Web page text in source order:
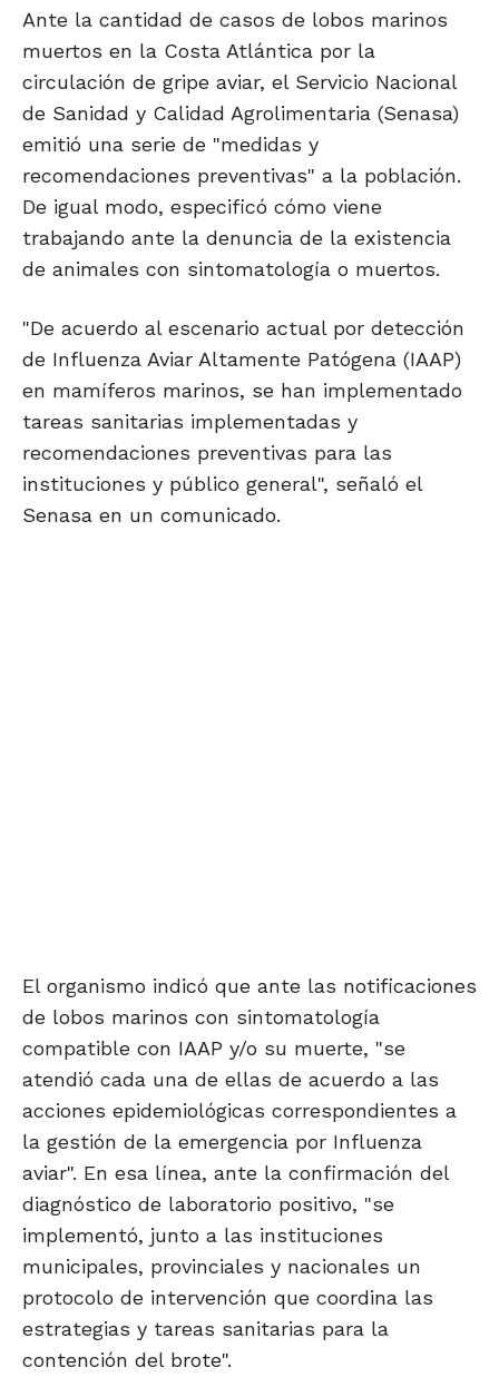
Ante la cantidad de casos de lobos marinos
muertos en la Costa Atlántica por la
circulación de gripe aviar, el Servicio Nacional
de Sanidad y Calidad Agrolimentaria (Senasa)
emitió una serie de "medidas y
recomendaciones preventivas" a la población.
De igual modo, especificó cómo viene
trabajando ante la denuncia de la existencia
de animales con sintomatología o muertos.
"De acuerdo al escenario actual por detección
de Influenza Aviar Altamente Patógena (IAAP)
en mamíferos marinos, se han implementado
tareas sanitarias implementadas y
recomendaciones preventivas para las
instituciones y público general", señaló el
Senasa en un comunicado.
El organismo indicó que ante las notificaciones
de lobos marinos con sintomatología
compatible con IAAP y/o su muerte, "se
atendió cada una de ellas de acuerdo a las
acciones epidemiológicas correspondientes a
la gestión de la emergencia por Influenza
aviar". En esa línea, ante la confirmación del
diagnóstico de laboratorio positivo, "se
implementó, junto a las instituciones
municipales, provinciales y nacionales un
protocolo de intervención que coordina las
estrategias y tareas sanitarias para la
contención del brote".